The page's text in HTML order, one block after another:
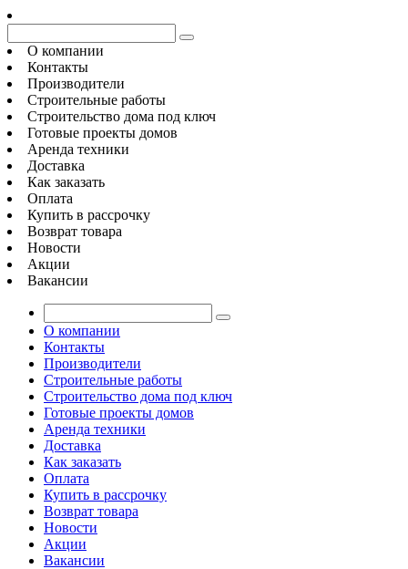
О компании
Контакты
Производители
Строительные работы
Строительство дома под ключ
Готовые проекты домов
Аренда техники
Доставка
Как заказать
Оплата
Купить в рассрочку
Возврат товара
Новости
Акции
Вакансии
О компании
Контакты
Производители
Строительные работы
Строительство дома под ключ
Готовые проекты домов
Аренда техники
Доставка
Как заказать
Оплата
Купить в рассрочку
Возврат товара
Новости
Акции
Вакансии